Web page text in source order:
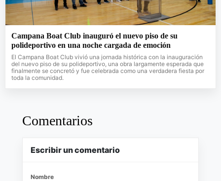
Campana Boat Club inauguró el nuevo piso de su
polideportivo en una noche cargada de emoción
El Campana Boat Club vivió una jornada histórica con la inauguración
del nuevo piso de su polideportivo, una obra largamente esperada que
finalmente se concretó y fue celebrada como una verdadera fiesta por
toda la comunidad.
Comentarios
Escribir un comentario
Nombre